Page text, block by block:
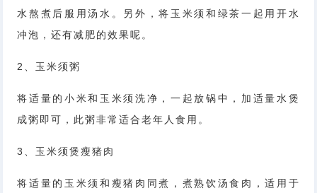
水熬煮后服用汤水。另外，将玉米须和绿茶一起用开水
冲泡，还有减肥的效果呢。
2、玉米须粥
将适量的小米和玉米须洗净，一起放锅中，加适量水煲
成粥即可，此粥非常适合老年人食用。
3、玉米须煲瘦猪肉
将适量的玉米须和瘦猪肉同煮，煮熟饮汤食肉，适用于